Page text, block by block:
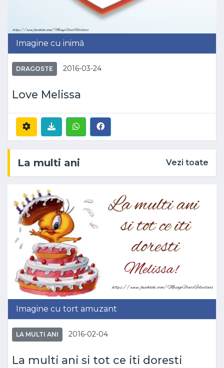
Imagine cu inimă
DRAGOSTE 2016-03-24
Love Melissa
La multi ani Vezi toate
Imagine cu tort amuzant
LA MULTI ANI 2016-02-04
La multi ani si tot ce iti doresti